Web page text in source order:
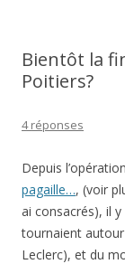
Bientôt la
Poitiers?
4 réponses
Depuis l’opération
pagaille…, (voir
ai consacrés), il
tournaient autour
Leclerc), et du